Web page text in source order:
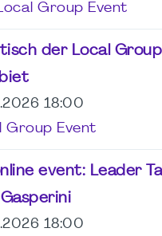
Group Event
der Local Group
18:00
Group Event
event: Leader
18:00